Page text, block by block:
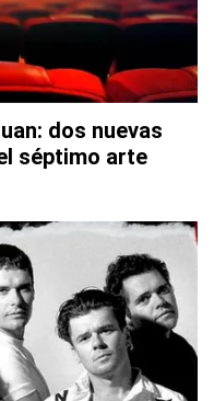
dos nuevas
séptimo arte